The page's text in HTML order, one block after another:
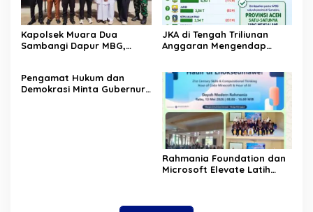
Kapolsek Muara Dua
Sambangi Dapur MBG,
Sesuai SOP
JKA di Tengah Triliunan
Anggaran Mengendap
pemerintah Aceh
‎Pengamat Hukum dan
Demokrasi Minta Gubernur
Rahmania Foundation dan
Microsoft Elevate Latih